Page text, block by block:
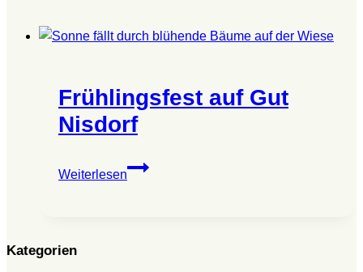
Frühlingsfest auf Gut
Nisdorf
Weiterlesen
Frühlingsfest
Kategorien